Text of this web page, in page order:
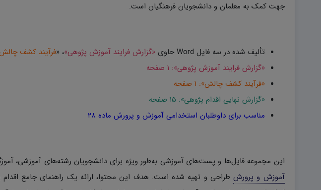
جهت کمک به معلمان و دانشجویان فرهنگیان است.
تألیف شده در سه فایل Word حاوی «گزارش فرایند آموزش پژوهی»، «فرآیند کشف
«گزارش فرایند آموزش پژوهی»: ۱ صفحه
«فرآیند کشف چالش»: ۱ صفحه
«گزارش نهایی اقدام پژوهی»: ۱۵ صفحه
مناسب برای داوطلبان استخدامی آموزش و پرورش ماده ۲۸
این مجموعه فایل‌ها و پست‌های آموزشی به‌طور ویژه برای دانشجویان رشته‌های آموزشی،
آموزش و پرورشطراحی و تهیه شده است. هدف این محتوا، ارائه یک راهنمای جامع